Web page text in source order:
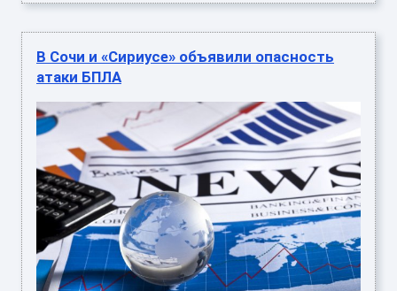
В Сочи и «Сириусе» объявили опасность
атаки БПЛА